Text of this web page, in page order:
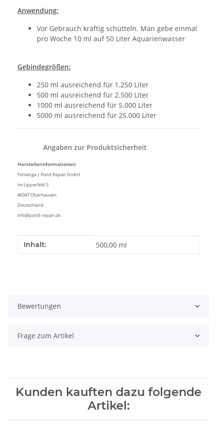
Anwendung:
Vor Gebrauch kräftig schütteln. Man gebe einmal
pro Woche 10 ml auf 50 Liter Aquarienwasser
Gebindegrößen:
250 ml ausreichend für 1.250 Liter
500 ml ausreichend für 2.500 Liter
1000 ml ausreichend für 5.000 Liter
5000 ml ausreichend für 25.000 Liter
Angaben zur Produktsicherheit
Herstellerinformationen:
Femanga | Pond Repair GmbH
Im Lipperfeld 3
46047 Oberhausen
Deutschland
info@pond-repair.de
Produkteigenschaft
Wert
Inhalt: 500,00 ml
Bewertungen
Frage zum Artikel
Kunden kauften dazu folgende
Artikel: